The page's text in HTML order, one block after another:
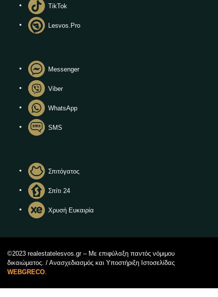
TikTok
Lesvos.Pro
Messenger
Viber
WhatsApp
SMS
Σπιτόγατος
Σπίτι 24
Χρυσή Ευκαιρία
©2023 realestatelesvos.gr – Με επιφύλαξη παντός νόμιμου
δικαιώματος. / Ανασχεδιασμός και Υποστήριξη Ιστοσελίδας
WEBGRECO.